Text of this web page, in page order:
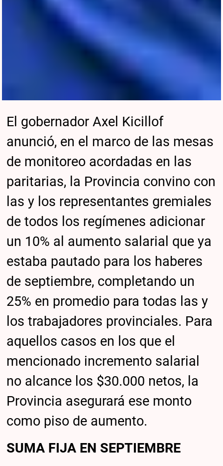
El gobernador Axel Kicillof
anunció, en el marco de las mesas
de monitoreo acordadas en las
paritarias, la Provincia convino con
las y los representantes gremiales
de todos los regímenes adicionar
un 10% al aumento salarial que ya
estaba pautado para los haberes
de septiembre, completando un
25% en promedio para todas las y
los trabajadores provinciales. Para
aquellos casos en los que el
mencionado incremento salarial
no alcance los $30.000 netos, la
Provincia asegurará ese monto
como piso de aumento.
SUMA FIJA EN SEPTIEMBRE